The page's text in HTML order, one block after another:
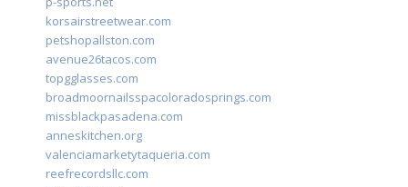
korsairstreetwear.com
petshopallston.com
avenue26tacos.com
topgglasses.com
broadmoornailsspacoloradosprings.com
missblackpasadena.com
anneskitchen.org
valenciamarketytaqueria.com
reefrecordsllc.com